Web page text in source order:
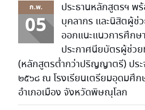
ก.พ.
05
ประธานหลักสูตรฯ พ
บุคลากร และนิสิตผู้
ออกแนะแนวการศึก
ประกาศนียบัตรผู้ช่ว
(หลักสูตรต่ำกว่าปริญญาตรี) ประ
๒๕๖๘ ณ โรงเรียนเตรียมอุดมศึก
อำเภอเมือง จังหวัดพิษณุโลก